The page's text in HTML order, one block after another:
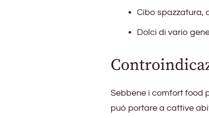
Cibo spazzatura,
Dolci di vario
Sebbene i comfort food
può portare a cattive